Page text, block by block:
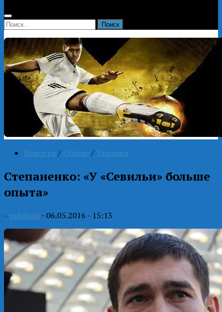
Найти:
Новости / Общие / Украина
Степаненко: «У «Севильи» больше
опыта»
- publizist · 06.05.2016 - 15:13